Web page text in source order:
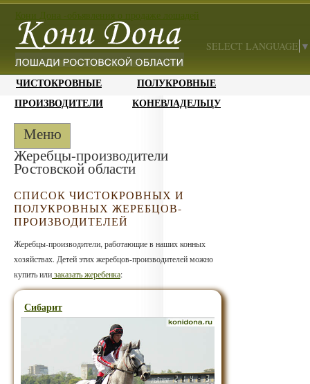
Кони Дона -объявления о продаже лошадей
SELECT LANGUAGE ▼
ЧИСТОКРОВНЫЕ
ПОЛУКРОВНЫЕ
ПРОИЗВОДИТЕЛИ
КОНЕВЛАДЕЛЬЦУ
Меню
Жеребцы-производители
Ростовской области
СПИСОК ЧИСТОКРОВНЫХ И
ПОЛУКРОВНЫХ ЖЕРЕБЦОВ-
ПРОИЗВОДИТЕЛЕЙ
Жеребцы-производители, работающие в наших конных
хозяйствах. Детей этих жеребцов-производителей можно
купить илизаказать жеребенка:
Сибарит